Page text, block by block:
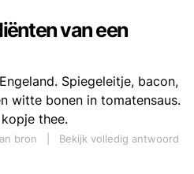
van een
Spiegeleitje, bacon,
witte bonen in tomatensaus.
thee.
bron
Bekijk volledig antwoord